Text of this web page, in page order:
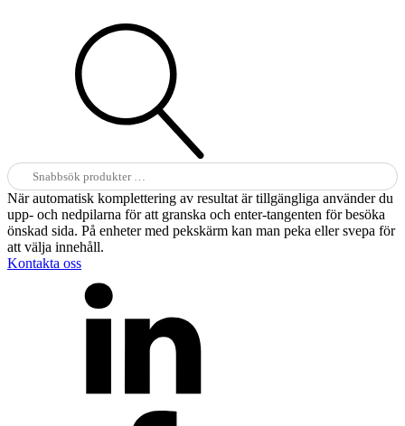
Sök
efter:
När automatisk komplettering av resultat är tillgängliga använder du
upp- och nedpilarna för att granska och enter-tangenten för besöka
önskad sida. På enheter med pekskärm kan man peka eller svepa för
att välja innehåll.
Kontakta oss